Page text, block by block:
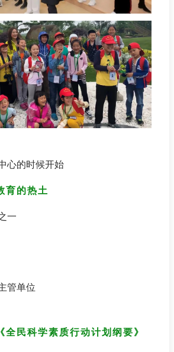
心的时候开始
育的热土
一
管单位
全民科学素质行动计划纲要》